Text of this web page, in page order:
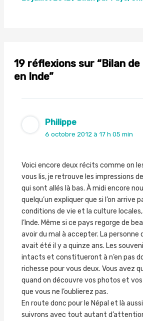
19 réflexions sur “Bilan
en Inde”
Philippe
6 octobre 2012 à 17 h 05 min
Voici encore deux récits comme on
vous lis, je retrouve les impressions
qui sont allés là bas. À midi encore
quelqu’un expliquer que si l’on arrive
conditions de vie et la culture
l’Inde. Même si ce pays regorge de
avoir du mal à accepter. La
avait été il y a quinze ans. Les
intacts et constitueront à n’en pas
richesse pour vous deux. Vous avez
quand on découvre vos photos et
que vous ne l’oublierez pas.
En route donc pour le Népal et là
suivrons avec tout autant